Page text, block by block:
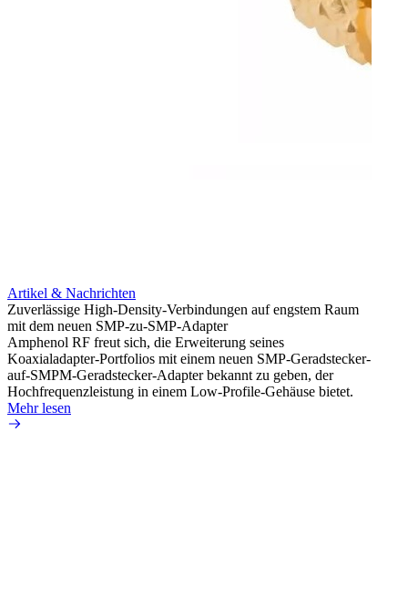
Artikel & Nachrichten
Zuverlässige High-Density-Verbindungen auf engstem Raum
mit dem neuen SMP-zu-SMP-Adapter
Amphenol RF freut sich, die Erweiterung seines
Koaxialadapter-Portfolios mit einem neuen SMP-Geradstecker-
auf-SMPM-Geradstecker-Adapter bekannt zu geben, der
Hochfrequenzleistung in einem Low-Profile-Gehäuse bietet.
Mehr lesen